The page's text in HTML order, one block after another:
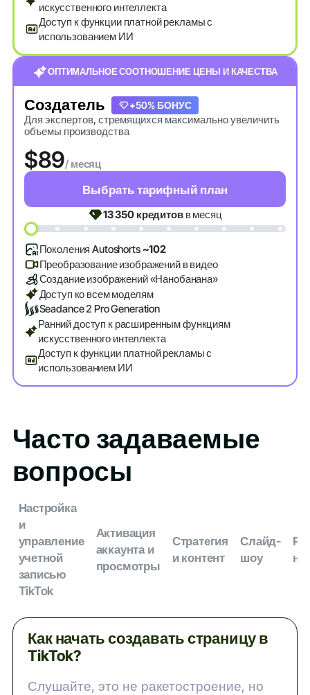
искусственного интеллекта
Доступ к функции платной рекламы с
использованием ИИ
ОПТИМАЛЬНОЕ СООТНОШЕНИЕ ЦЕНЫ И КАЧЕСТВА
Создатель
Для экспертов, стремящихся максимально увеличить
объемы производства
$89/ месяц
Выбрать тарифный план
+20% БОНУС
+50% БОНУС
13 350 кредитовв месяц
Поколения Autoshorts ~102
Преобразование изображений в видео
Создание изображений «Нанобанана»
Доступ ко всем моделям
Seadance 2 Pro Generation
Ранний доступ к расширенным функциям
искусственного интеллекта
Доступ к функции платной рекламы с
использованием ИИ
Часто задаваемые
вопросы
Настройка
и
управление
учетной
записью
TikTok
Активация
аккаунта и
просмотры
Стратегия
и контент
Слайд-
шоу
на
Как начать создавать страницу в
TikTok?
Слушайте, это не ракетостроение, но